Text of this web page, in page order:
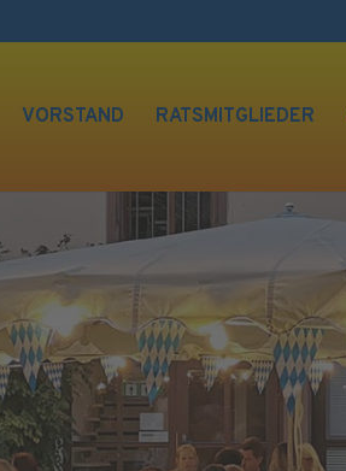
VORSTAND RATSMITGLIEDER